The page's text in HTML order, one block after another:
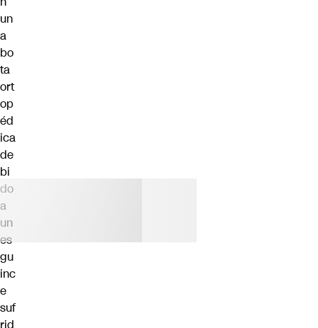
un
a
bo
ta
ort
op
éd
ica
de
bi
do
a
un
es
gu
inc
e
suf
rid